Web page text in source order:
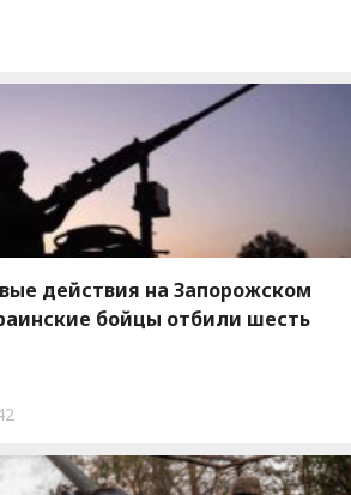
действия на Запорожском
бойцы отбили шесть